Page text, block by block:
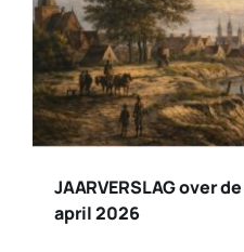
JAARVERSLAG over
april 2026